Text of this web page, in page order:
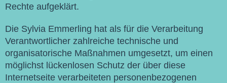
Rechte aufgeklärt.
Die Sylvia Emmerling hat als für die Verarbeitung
Verantwortlicher zahlreiche technische und
organisatorische Maßnahmen umgesetzt, um einen
möglichst lückenlosen Schutz der über diese
Internetseite verarbeiteten personenbezogenen